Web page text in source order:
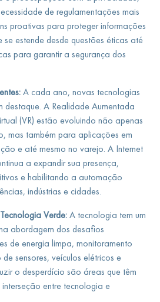
de regulamentações mais
proativas para proteger informações
estende desde questões éticas até
para garantir a segurança dos
A cada ano, novas tecnologias
destaque. A Realidade Aumentada
(VR) estão evoluindo não apenas
mas também para aplicações em
e até mesmo no varejo. A Internet
a expandir sua presença,
e habilitando a automação
indústrias e cidades.
Verde: A tecnologia tem um
abordagem dos desafios
de energia limpa, monitoramento
sensores, veículos elétricos e
o desperdício são áreas que têm
entre tecnologia e